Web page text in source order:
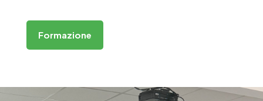
Formazione